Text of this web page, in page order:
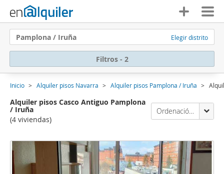
Pamplona / Iruña Elegir distrito
Filtros - 2
Inicio Alquiler pisos Navarra Alquiler pisos Pamplona / Iruña
Alquiler pisos Casco Antiguo Pamplona
/ Iruña
(4 viviendas)
Ordenación Enalquiler